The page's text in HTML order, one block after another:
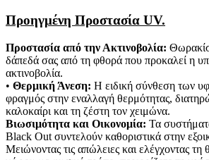
Προηγμένη Προστασία UV.
Προστασία από την Ακτινοβολία:
δάπεδά σας από τη φθορά που προκαλεί η
ακτινοβολία.
• Θερμική Άνεση: Η ειδική σύνθεση των
φραγμός στην εναλλαγή θερμότητας,
καλοκαίρι και τη ζέστη τον χειμώνα.
Βιωσιμότητα και Οικονομία: Τα
Black Out συντελούν καθοριστικά στην
Μειώνοντας τις απώλειες και ελέγχοντας τη